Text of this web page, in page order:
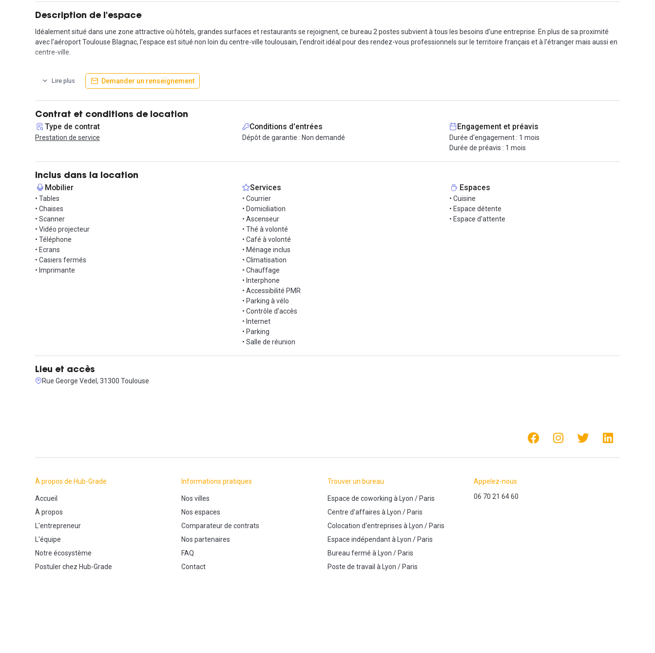
Description de l'espace
Idéalement situé dans une zone attractive où hôtels, grandes surfaces et restaurants se rejoignent, ce bureau 2 postes subvient à tous les besoins d'une entreprise. En plus de sa proximité
avec l'aéroport Toulouse Blagnac, l'espace est situé non loin du centre-ville toulousain, l'endroit idéal pour des rendez-vous professionnels sur le territoire français et à l'étranger mais aussi en
centre-ville.
L'espace est accessible en bus ; des places de parkings sont également disponibles à la location. (15€/HT)
bureau ont la possibilité de demander un écran et un téléphone pour leur activité.
L'offre donne aussi accès à une cuisine équipée avec thé et café, un espace détente, une salle d'attente.
Lire plus Demander un renseignement
Contrat et conditions de location
Type de contrat
Prestation de service
Conditions d'entrées
Dépôt de garantie : Non demandé
Engagement et préavis
Durée d'engagement : 1 mois
Durée de préavis : 1 mois
Inclus dans la location
Mobilier
• Tables
• Chaises
• Scanner
• Vidéo projecteur
• Téléphone
• Ecrans
• Casiers fermés
• Imprimante
Services
• Courrier
• Domiciliation
• Ascenseur
• Thé à volonté
• Café à volonté
• Ménage inclus
• Climatisation
• Chauffage
• Interphone
• Accessibilité PMR
• Parking à vélo
• Contrôle d'accès
• Internet
• Parking
• Salle de réunion
Espaces
• Cuisine
• Espace détente
• Espace d'attente
Lieu et accès
Rue George Vedel, 31300 Toulouse
À propos de Hub-Grade
Accueil
À propos
L'entrepreneur
L'équipe
Notre écosystème
Postuler chez Hub-Grade
Informations pratiques
Nos villes
Nos espaces
Comparateur de contrats
Nos partenaires
FAQ
Contact
Trouver un bureau
Espace de coworking à Lyon /Paris
Centre d'affaires à Lyon /Paris
Colocation d'entreprises à Lyon /Paris
Espace indépendantà Lyon /Paris
Bureau fermé à Lyon /Paris
Poste de travail à Lyon /Paris
Appelez-nous
06 70 21 64 60